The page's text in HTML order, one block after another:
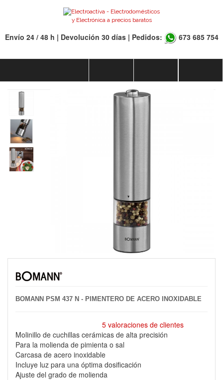
Envío 24 / 48 h | Devolución 30 días | Pedidos: 673 685 754
BOMANN PSM 437 N - PIMENTERO DE ACERO INOXIDABLE
5 valoraciones de clientes
Molinillo de cuchillas cerámicas de alta precisión
Para la molienda de pimienta o sal
Carcasa de acero inoxidable
Incluye luz para una óptima dosificación
Ajuste del grado de molienda